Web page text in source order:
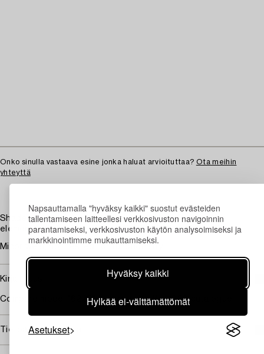
Napsauttamalla "hyväksy kaikki" suostut evästeiden
tallentamiseen laitteellesi verkkosivuston navigoinnin
parantamiseksi, verkkosivuston käytön analysoimiseksi ja
markkinointimme mukauttamiseksi.
Hyväksy kaikki
Hylkää ei-välttämättömät
Asetukset
Onko sinulla vastaava esine jonka haluat arvioituttaa? Ota meihin
yhteyttä
Shade of opaque white glass, pendant and decorative
elements of patinated brass. Total height ca 92 cm.
Minor wear, not tested for functionality.
Kirjallisuus
Compare model "6225" illustrated in the 1926 catalogue.
Tietoa ostamisesta